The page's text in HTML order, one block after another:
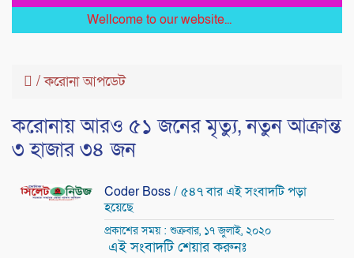
Wellcome to our website...
/করোনা আপডেট
করোনায় আরও ৫১ জনের মৃত্যু, নতুন আক্রান্ত
৩ হাজার ৩৪ জন
Coder Boss/ ৫৪৭ বার এই সংবাদটি পড়া
হয়েছে
প্রকাশের সময় : শুক্রবার, ১৭ জুলাই, ২০২০
এই সংবাদটি শেয়ার করুনঃ